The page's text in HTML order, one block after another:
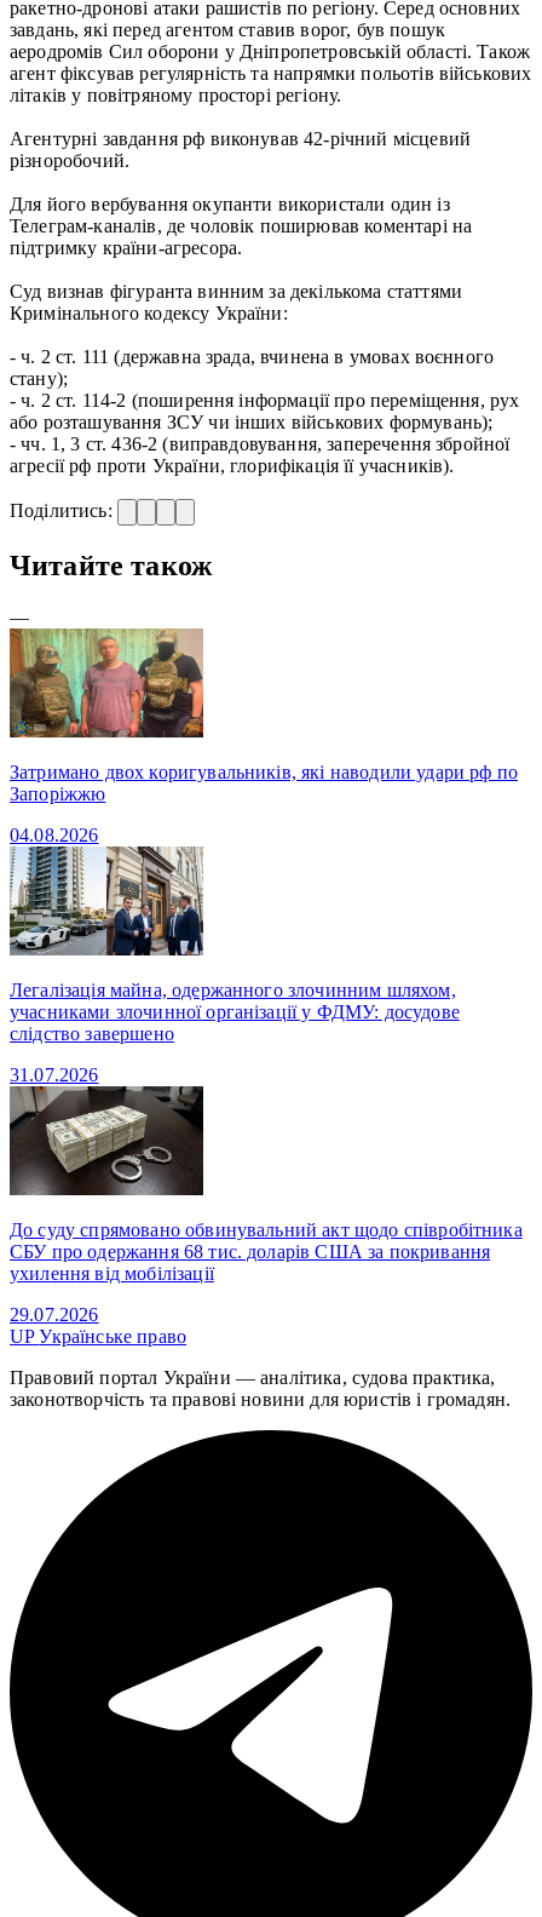
ракетно-дронові атаки рашистів по регіону. Серед основних
завдань, які перед агентом ставив ворог, був пошук
аеродромів Сил оборони у Дніпропетровській області. Також
агент фіксував регулярність та напрямки польотів військових
літаків у повітряному просторі регіону.
Агентурні завдання рф виконував 42-річний місцевий
різноробочий.
Для його вербування окупанти використали один із
Телеграм-каналів, де чоловік поширював коментарі на
підтримку країни-агресора.
Суд визнав фігуранта винним за декількома статтями
Кримінального кодексу України:
- ч. 2 ст. 111 (державна зрада, вчинена в умовах воєнного
стану);
- ч. 2 ст. 114-2 (поширення інформації про переміщення, рух
або розташування ЗСУ чи інших військових формувань);
- чч. 1, 3 ст. 436-2 (виправдовування, заперечення збройної
агресії рф проти України, глорифікація її учасників).
Поділитись:
Читайте також
—
Затримано двох коригувальників, які наводили удари рф по
Запоріжжю
04.08.2026
Легалізація майна, одержанного злочинним шляхом,
учасниками злочинної організації у ФДМУ: досудове
слідство завершено
31.07.2026
До суду спрямовано обвинувальний акт щодо співробітника
СБУ про одержання 68 тис. доларів США за покривання
ухилення від мобілізації
29.07.2026
UPУкраїнське право
Правовий портал України — аналітика, судова практика,
законотворчість та правові новини для юристів і громадян.